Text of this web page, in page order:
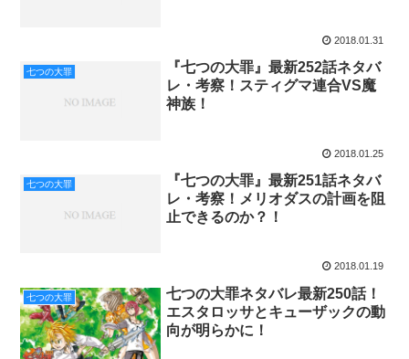
2018.01.31
七つの大罪
『七つの大罪』最新252話ネタバ
レ・考察！スティグマ連合VS魔
神族！
2018.01.25
七つの大罪
『七つの大罪』最新251話ネタバ
レ・考察！メリオダスの計画を阻
止できるのか？！
2018.01.19
七つの大罪
七つの大罪ネタバレ最新250話！
エスタロッサとキューザックの動
向が明らかに！